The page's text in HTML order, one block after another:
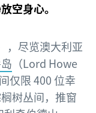
空身心。
，尽览澳大利亚
（Lord Howe
仅限 400 位幸
树丛间，推窗